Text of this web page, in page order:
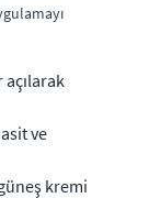
ve
kremi